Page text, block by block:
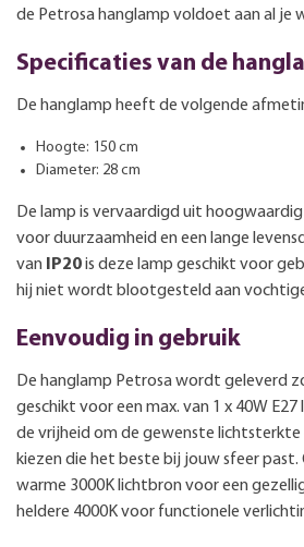
de Petrosa hanglamp voldoet aan al je
Specificaties van de
De hanglamp heeft de volgende
Hoogte: 150 cm
Diameter: 28 cm
De lamp is vervaardigd uit
voor duurzaamheid en een lange
van
IP20is deze lamp geschikt voor
hij niet wordt blootgesteld aan
Eenvoudig in gebruik
De hanglamp Petrosa wordt geleverd
geschikt voor een max. van 1 x 40W
de vrijheid om de gewenste
kiezen die het beste bij jouw sfeer past.
warme 3000K lichtbron voor een
heldere 4000K voor functionele